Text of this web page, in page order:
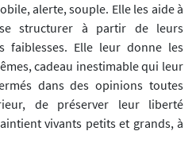
alerte, souple. Elle les aide à
structurer à partir de leurs
faiblesses. Elle leur donne les
cadeau inestimable qui leur
dans des opinions toutes
de préserver leur liberté
vivants petits et grands, à